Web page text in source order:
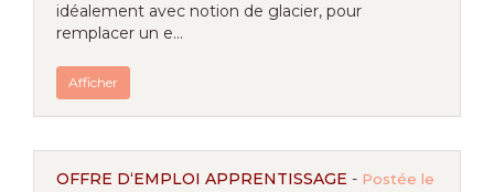
idéalement avec notion de glacier, pour
remplacer un e...
Afficher
OFFRE D‘EMPLOI APPRENTISSAGE - Postée le